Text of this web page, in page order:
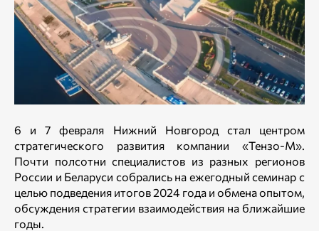
6 и 7 февраля Нижний Новгород стал центром
стратегического развития компании «Тензо-М».
Почти полсотни специалистов из разных регионов
России и Беларуси собрались на ежегодный семинар с
целью подведения итогов 2024 года и обмена опытом,
обсуждения стратегии взаимодействия на ближайшие
годы.